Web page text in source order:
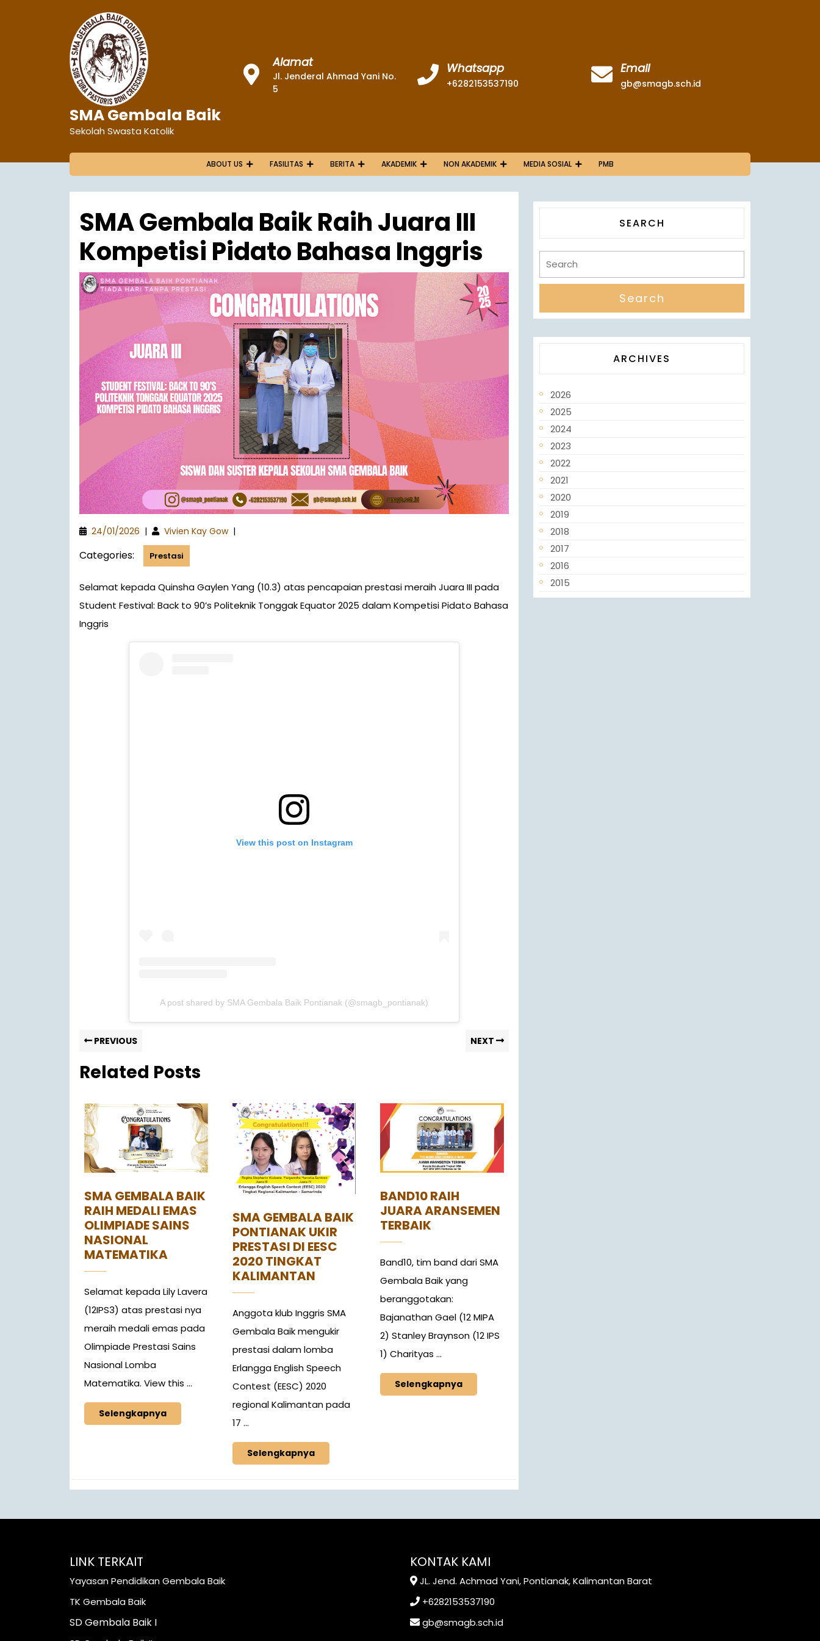
SMA Gembala Baik
Sekolah Swasta Katolik
Alamat
Jl. Jenderal Ahmad Yani No.
5
Whatsapp
+6282153537190
Email
gb@smagb.sch.id
ABOUT US FASILITAS BERITA AKADEMIK NON AKADEMIK MEDIA SOSIAL PMB
SMA Gembala Baik Raih Juara III
Kompetisi Pidato Bahasa Inggris
24/01/2026 | Vivien Kay Gow |
Categories: Prestasi
Selamat kepada Quinsha Gaylen Yang (10.3) atas pencapaian prestasi meraih Juara III pada
Student Festival: Back to 90’s Politeknik Tonggak Equator 2025 dalam Kompetisi Pidato Bahasa
Inggris
View this post on Instagram
A post shared by SMA Gembala Baik Pontianak (@smagb_pontianak)
PREVIOUS NEXT
Related Posts
SMA GEMBALA BAIK
RAIH MEDALI EMAS
OLIMPIADE SAINS
NASIONAL
MATEMATIKA
Selamat kepada Lily Lavera
(12IPS3) atas prestasi nya
meraih medali emas pada
Olimpiade Prestasi Sains
Nasional Lomba
Matematika. View this ...
Selengkapnya
SMA GEMBALA BAIK
PONTIANAK UKIR
PRESTASI DI EESC
2020 TINGKAT
KALIMANTAN
Anggota klub Inggris SMA
Gembala Baik mengukir
prestasi dalam lomba
Erlangga English Speech
Contest (EESC) 2020
regional Kalimantan pada
17 ...
Selengkapnya
BAND10 RAIH
JUARA ARANSEMEN
TERBAIK
Band10, tim band dari SMA
Gembala Baik yang
beranggotakan:
Bajanathan Gael (12 MIPA
2) Stanley Braynson (12 IPS
1) Charityas ...
Selengkapnya
SEARCH
ARCHIVES
2026
2025
2024
2023
2022
2021
2020
2019
2018
2017
2016
2015
LINK TERKAIT
Yayasan Pendidikan Gembala Baik
TK Gembala Baik
SD Gembala Baik I
KONTAK KAMI
JL. Jend. Achmad Yani, Pontianak, Kalimantan Barat
+6282153537190
gb@smagb.sch.id